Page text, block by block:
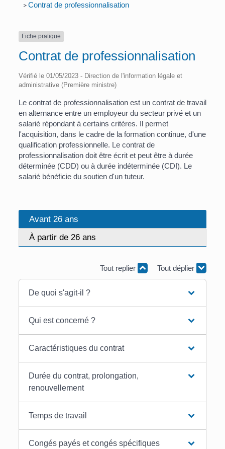
> Contrat de professionnalisation
Fiche pratique
Contrat de professionnalisation
Vérifié le 01/05/2023 - Direction de l'information légale et
administrative (Première ministre)
Le contrat de professionnalisation est un contrat de travail
en alternance entre un employeur du secteur privé et un
salarié répondant à certains critères. Il permet
l'acquisition, dans le cadre de la formation continue, d'une
qualification professionnelle. Le contrat de
professionnalisation doit être écrit et peut être à durée
déterminée (CDD) ou à durée indéterminée (CDI). Le
salarié bénéficie du soutien d'un tuteur.
Avant 26 ans
À partir de 26 ans
Tout replier Tout déplier
De quoi s'agit-il ?
Qui est concerné ?
Caractéristiques du contrat
Durée du contrat, prolongation,
renouvellement
Temps de travail
Congés payés et congés spécifiques